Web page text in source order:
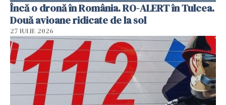
Încă o dronă în România. RO-ALERT în Tulcea.
Două avioane ridicate de la sol
27 IULIE 2026